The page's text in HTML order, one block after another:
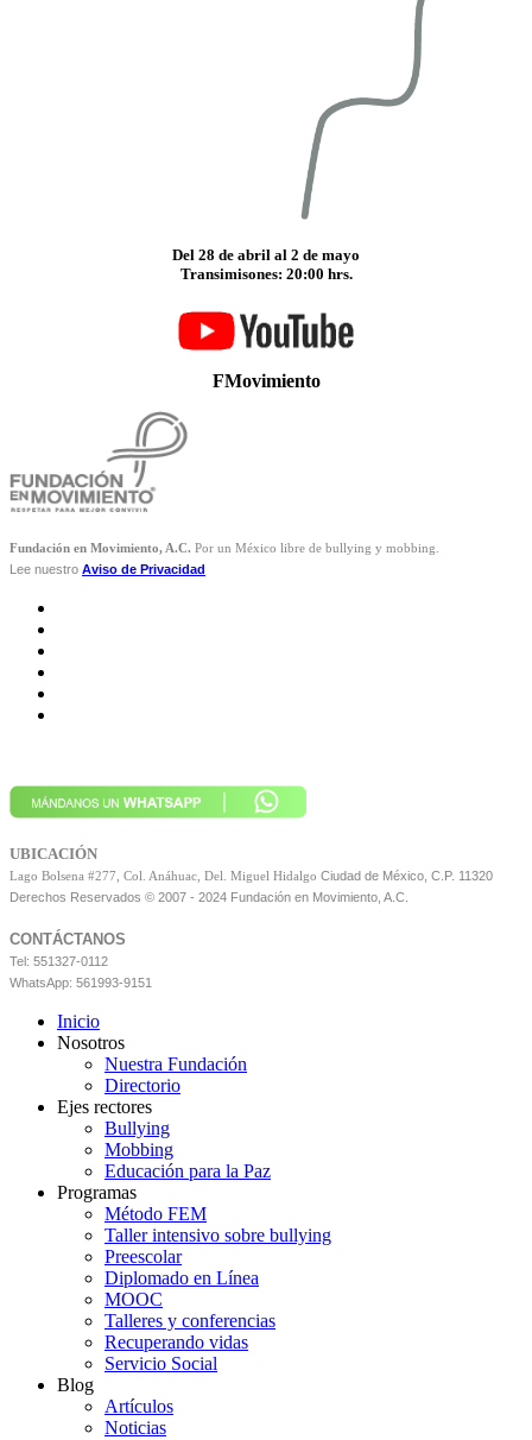
Del 28 de abril al 2 de mayo
Transimisones: 20:00 hrs.
FMovimiento
Fundación en Movimiento, A.C. Por un México libre de bullying y mobbing.
Lee nuestro Aviso de Privacidad
UBICACIÓN
Lago Bolsena #277, Col. Anáhuac, Del. Miguel Hidalgo Ciudad de México, C.P. 11320
Derechos Reservados © 2007 - 2024 Fundación en Movimiento, A.C.
CONTÁCTANOS
Tel: 551327-0112
WhatsApp: 561993-9151
Inicio
Nosotros
Nuestra Fundación
Directorio
Ejes rectores
Bullying
Mobbing
Educación para la Paz
Programas
Método FEM
Taller intensivo sobre bullying
Preescolar
Diplomado en Línea
MOOC
Talleres y conferencias
Recuperando vidas
Servicio Social
Blog
Artículos
Noticias